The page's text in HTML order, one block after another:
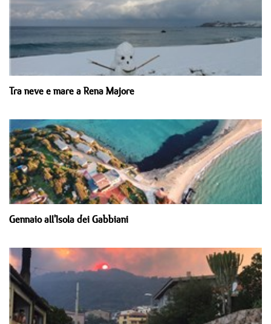
Tra neve e mare a Rena Majore
Gennaio all'Isola dei Gabbiani